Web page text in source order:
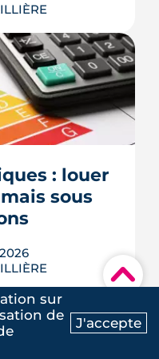
Contactez-nous
▾
2 600 m²
une piste du
route d'Albi
jardin. Après
a démarré. Le
juin 2027.: louer
sous
sur
de
J'accepte